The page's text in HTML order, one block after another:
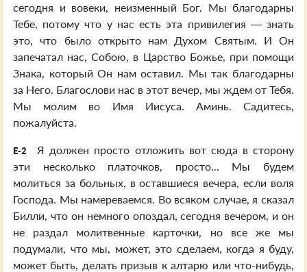
сегодня и вовеки, неизменный Бог. Мы благодарны
Тебе, потому что у нас есть эта привилегия — знать
это, что было открыто нам Духом Святым. И Он
запечатал нас, Собою, в Царство Божье, при помощи
Знака, который Он нам оставил. Мы так благодарны
за Него. Благослови нас в этот вечер, мы ждем от Тебя.
Мы молим во Имя Иисуса. Аминь. Садитесь,
пожалуйста.
E-2
Я должен просто отложить вот сюда в сторону
эти несколько платочков, просто... Мы будем
молиться за больных, в оставшиеся вечера, если воля
Господа. Мы намереваемся. Во всяком случае, я сказал
Билли, что он немного опоздал, сегодня вечером, и он
не раздал молитвенные карточки, но все же мы
подумали, что мы, может, это сделаем, когда я буду,
может быть, делать призыв к алтарю или что-нибудь,